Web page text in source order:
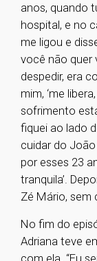
anos, quando
hospital, e no
me ligou e
você não quer
despedir, era
mim, ‘me
sofrimento
fiquei ao lado
cuidar do
por esses 23
tranquila’.
Zé Mário, sem
No fim do
Adriana teve